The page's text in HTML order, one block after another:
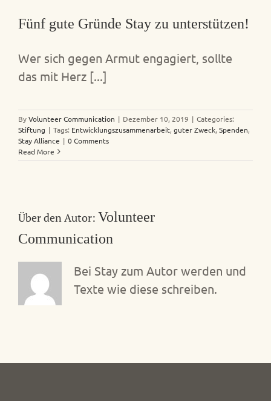
Fünf gute Gründe Stay zu unterstützen!
Wer sich gegen Armut engagiert, sollte
das mit Herz [...]
ByVolunteer Communication | Dezember 10, 2019 | Categories:
Stiftung | Tags: Entwicklungszusammenarbeit, guter Zweck, Spenden,
Stay Alliance | 0 Comments
Read More
Über den Autor: Volunteer
Communication
Bei Stay zum Autor werden und
Texte wie diese schreiben.